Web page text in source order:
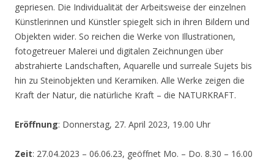
gepriesen. Die Individualität der Arbeitsweise der einzelnen
Künstlerinnen und Künstler spiegelt sich in ihren Bildern und
Objekten wider. So reichen die Werke von Illustrationen,
fotogetreuer Malerei und digitalen Zeichnungen über
abstrahierte Landschaften, Aquarelle und surreale Sujets bis
hin zu Steinobjekten und Keramiken. Alle Werke zeigen die
Kraft der Natur, die natürliche Kraft – die NATURKRAFT.
Eröffnung: Donnerstag, 27. April 2023, 19.00 Uhr
Zeit: 27.04.2023 – 06.06.23, geöffnet Mo. – Do. 8.30 – 16.00